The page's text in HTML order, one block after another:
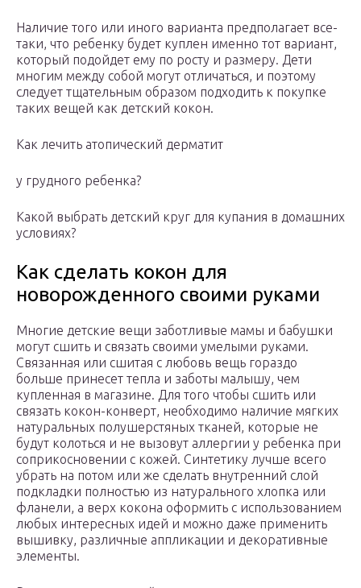
Наличие того или иного варианта предполагает все-
таки, что ребенку будет куплен именно тот вариант,
который подойдет ему по росту и размеру. Дети
многим между собой могут отличаться, и поэтому
следует тщательным образом подходить к покупке
таких вещей как детский кокон.
Как лечить атопический дерматит
у грудного ребенка?
Какой выбрать детский круг для купания в домашних
условиях?
Как сделать кокон для
новорожденного своими руками
Многие детские вещи заботливые мамы и бабушки
могут сшить и связать своими умелыми руками.
Связанная или сшитая с любовь вещь гораздо
больше принесет тепла и заботы малышу, чем
купленная в магазине. Для того чтобы сшить или
связать кокон-конверт, необходимо наличие мягких
натуральных полушерстяных тканей, которые не
будут колоться и не вызовут аллергии у ребенка при
соприкосновении с кожей. Синтетику лучше всего
убрать на потом или же сделать внутренний слой
подкладки полностью из натурального хлопка или
фланели, а верх кокона оформить с использованием
любых интересных идей и можно даже применить
вышивку, различные аппликации и декоративные
элементы.